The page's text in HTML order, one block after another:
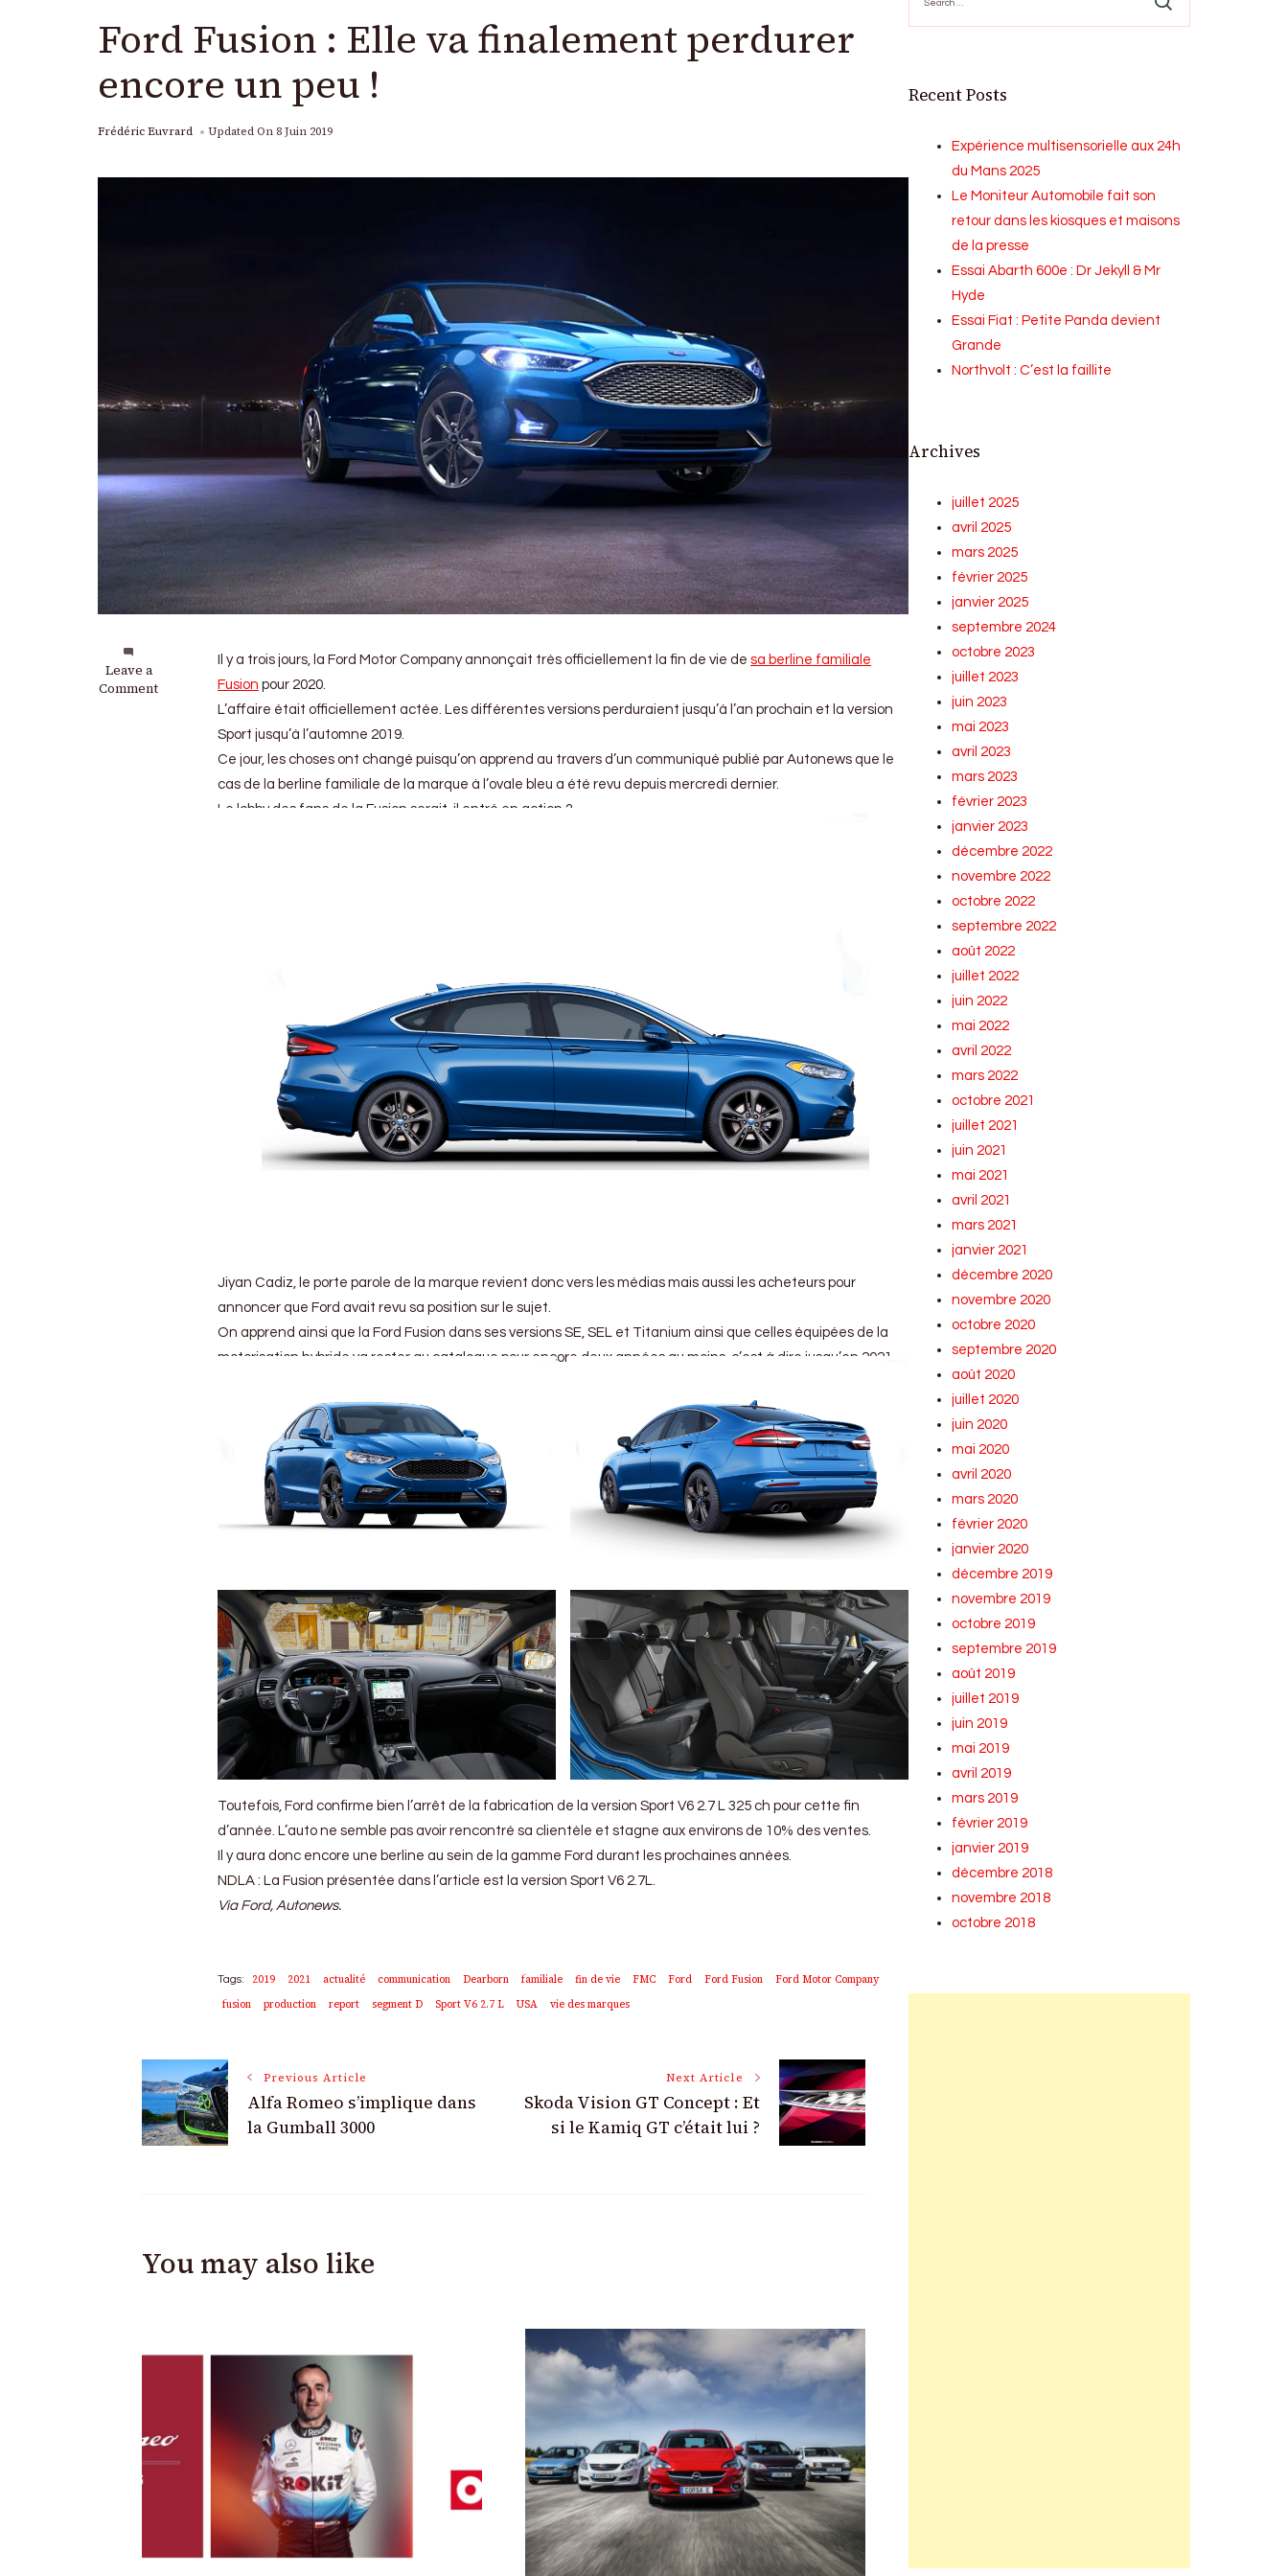
Ford Fusion : Elle va finalement perdurer
encore un peu !
Frédéric Euvrard Updated On 8 Juin 2019
Leave a
Comment
on
Ford
Il y a trois jours, la Ford Motor Company annonçait très officiellement la fin de vie de sa berline familiale
Fusion pour 2020.
L’affaire était officiellement actée. Les différentes versions perduraient jusqu’à l’an prochain et la version
Sport jusqu’à l’automne 2019.
Ce jour, les choses ont changé puisqu’on apprend au travers d’un communiqué publié par Autonews que le
cas de la berline familiale de la marque à l’ovale bleu a été revu depuis mercredi dernier.
Le lobby des fans de la Fusion serait-il entré en action ?
Jiyan Cadiz, le porte parole de la marque revient donc vers les médias mais aussi les acheteurs pour
annoncer que Ford avait revu sa position sur le sujet.
On apprend ainsi que la Ford Fusion dans ses versions SE, SEL et Titanium ainsi que celles équipées de la
motorisation hybride va rester au catalogue pour encore deux années au moins, c’est à dire jusqu’en 2021.
Toutefois, Ford confirme bien l’arrêt de la fabrication de la version Sport V6 2.7 L 325 ch pour cette fin
d’année. L’auto ne semble pas avoir rencontré sa clientèle et stagne aux environs de 10% des ventes.
Il y aura donc encore une berline au sein de la gamme Ford durant les prochaines années.
NDLA : La Fusion présentée dans l’article est la version Sport V6 2.7L.
Via Ford, Autonews.
Tags: 2019 2021 actualité communication Dearborn familiale fin de vie FMC Ford Ford Fusion
Ford Motor Company
fusion
production report segment D Sport V6 2.7 L USA vie des marques
Post
Navigation
Previous Article
Alfa Romeo s’implique dans
la Gumball 3000
Next Article
Skoda Vision GT Concept : Et
si le Kamiq GT c’était lui ?
You may also like
Recent Posts
Expérience multisensorielle aux 24h
du Mans 2025
Le Moniteur Automobile fait son
retour dans les kiosques et maisons
de la presse
Essai Abarth 600e : Dr Jekyll & Mr
Hyde
Essai Fiat : Petite Panda devient
Grande
Northvolt : C’est la faillite
Archives
juillet 2025
avril 2025
mars 2025
février 2025
janvier 2025
septembre 2024
octobre 2023
juillet 2023
juin 2023
mai 2023
avril 2023
mars 2023
février 2023
janvier 2023
décembre 2022
novembre 2022
octobre 2022
septembre 2022
août 2022
juillet 2022
juin 2022
mai 2022
avril 2022
mars 2022
octobre 2021
juillet 2021
juin 2021
mai 2021
avril 2021
mars 2021
janvier 2021
décembre 2020
novembre 2020
octobre 2020
septembre 2020
août 2020
juillet 2020
juin 2020
mai 2020
avril 2020
mars 2020
février 2020
janvier 2020
décembre 2019
novembre 2019
octobre 2019
septembre 2019
août 2019
juillet 2019
juin 2019
mai 2019
avril 2019
mars 2019
février 2019
janvier 2019
décembre 2018
novembre 2018
octobre 2018